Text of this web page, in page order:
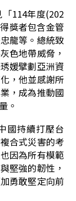
「114年度(202
獎者包含金管
龍等。總統致
色地帶威脅，
媛擘劃亞洲資
，他並感謝所
，成為推動國
。
國持續打壓台
合式災害的考
因為所有模範
堅強的韌性，
勇敢堅定向前